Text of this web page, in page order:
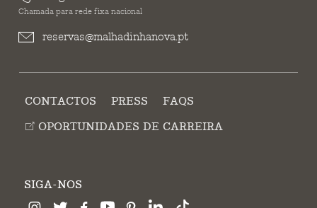
Chamada para rede fixa nacional
reservas@malhadinhanova.pt
CONTACTOS PRESS
FAQS
OPORTUNIDADES DE CARREIRA
SIGA-NOS